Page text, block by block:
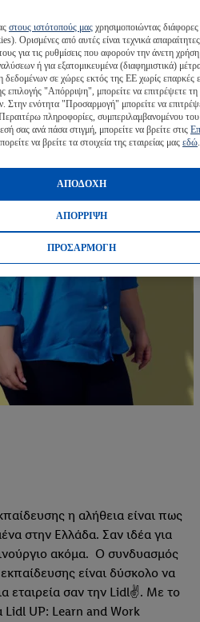
ος να περάσεις μια
τότε έχεις βρει το σωστό
η αλήθεια είναι πως
στην Ελλάδα. Σαν ιδέα για
ακόμα. Ο συνδυασμός
είναι δύσκολο να
εταιρεία σαν την Lidl✌. Με το
UP: Learn and Work
στους ιστότοπούς μας χρησιμοποιώντας διάφορες
Ορισμένες από αυτές είναι τεχνικά
για τις ρυθμίσεις που αφορούν την άνετη
ή για εξατομικευμένα (διαφημιστικά)
δεδομένων σε χώρες εκτός της ΕΕ χωρίς επαρκές
"Απόρριψη", μπορείτε να επιτρέψετε
Στην ενότητα "Προσαρμογή" μπορείτε να
πληροφορίες, συμπεριλαμβανομένου
σας ανά πάσα στιγμή, μπορείτε να βρείτε στις
να βρείτε τα στοιχεία της εταιρείας μας εδώ
ΑΠΟΡΡΙΨΗ
ΑΠΟΔΟΧΗ
ΠΡΟΣΑΡΜΟΓΗ